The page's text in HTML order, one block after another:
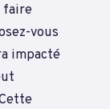
faire
vous
impacté